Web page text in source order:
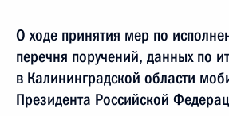
О ходе принятия мер по
перечня поручений, данных по
в Калининградской области
Президента Российской